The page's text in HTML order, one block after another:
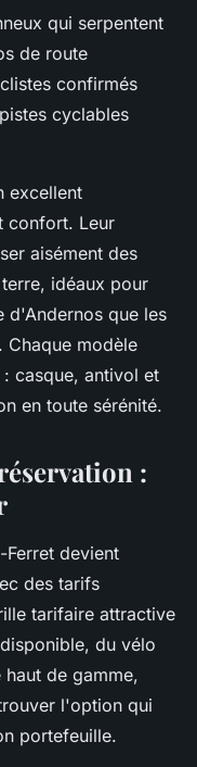
qui serpentent
de route
confirmés
cyclables
excellent
confort. Leur
aisément des
idéaux pour
d'Andernos que les
Chaque modèle
casque, antivol et
en toute sérénité.
:
devient
des tarifs
tarifaire attractive
du vélo
de gamme,
l'option qui
portefeuille.